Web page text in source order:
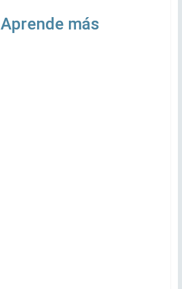
Aprende más